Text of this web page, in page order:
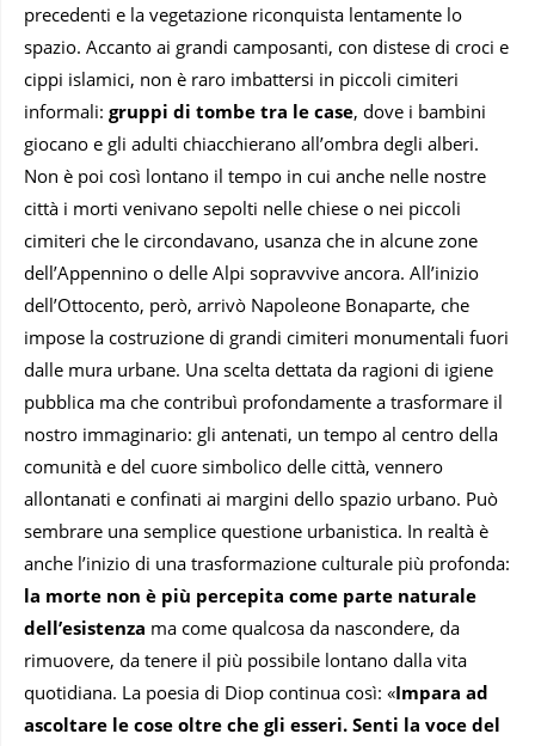
precedenti e la vegetazione riconquista lentamente lo
spazio. Accanto ai grandi camposanti, con distese di croci e
cippi islamici, non è raro imbattersi in piccoli cimiteri
informali: gruppi di tombe tra le case, dove i bambini
giocano e gli adulti chiacchierano all’ombra degli alberi.
Non è poi così lontano il tempo in cui anche nelle nostre
città i morti venivano sepolti nelle chiese o nei piccoli
cimiteri che le circondavano, usanza che in alcune zone
dell’Appennino o delle Alpi sopravvive ancora. All’inizio
dell’Ottocento, però, arrivò Napoleone Bonaparte, che
impose la costruzione di grandi cimiteri monumentali fuori
dalle mura urbane. Una scelta dettata da ragioni di igiene
pubblica ma che contribuì profondamente a trasformare il
nostro immaginario: gli antenati, un tempo al centro della
comunità e del cuore simbolico delle città, vennero
allontanati e confinati ai margini dello spazio urbano. Può
sembrare una semplice questione urbanistica. In realtà è
anche l’inizio di una trasformazione culturale più profonda:
la morte non è più percepita come parte naturale
dell’esistenza ma come qualcosa da nascondere, da
rimuovere, da tenere il più possibile lontano dalla vita
quotidiana. La poesia di Diop continua così: «Impara ad
ascoltare le cose oltre che gli esseri. Senti la voce del